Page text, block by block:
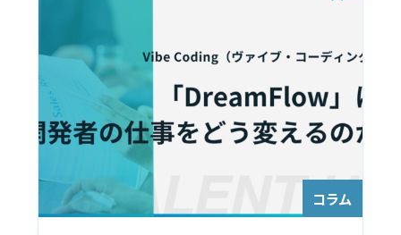
お知らせ
会社概要
コラム